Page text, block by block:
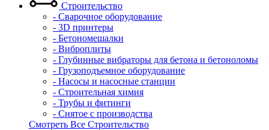
Строительство
- Сварочное оборудование
- 3D принтеры
- Бетономешалки
- Виброплиты
- Глубинные вибраторы для бетона и бетоноломы
- Грузоподъемное оборудование
- Насосы и насосные станции
- Строительная химия
- Трубы и фитинги
- Снятое с производства
Смотреть Все Строительство